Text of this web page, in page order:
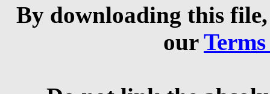
By downloading this
our